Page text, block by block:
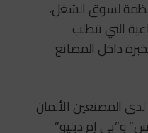
لسوق الشغل،
التي تتطلب
داخل المصانع
المصنعين الألمان
و”بي إم دبليو”